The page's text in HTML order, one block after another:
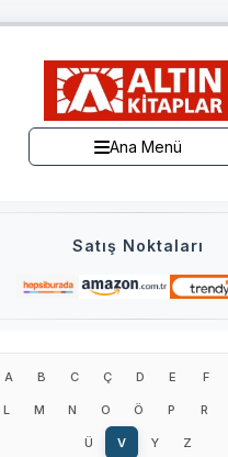
Ana Menü
Satış Noktaları
A B C Ç D E F
L M N O Ö P R
Ü V Y Z